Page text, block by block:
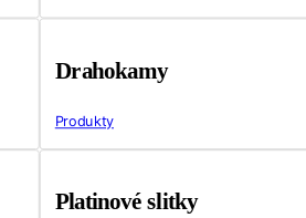
Drahokamy
Produkty
Platinové slitky